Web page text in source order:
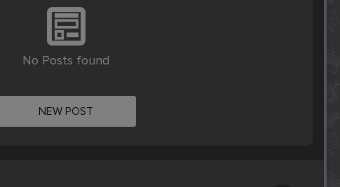
No Posts found
NEW POST